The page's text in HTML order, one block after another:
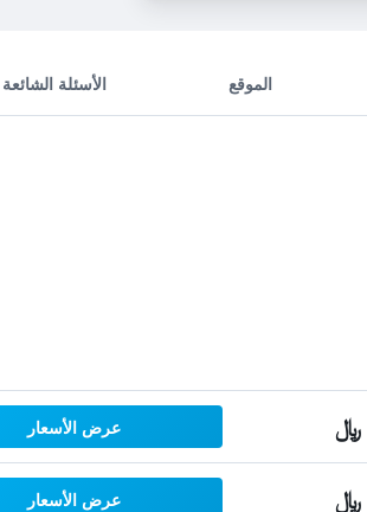
الموقع الأسئلة الشائعة
عرض الأسعار
عرض الأسعار